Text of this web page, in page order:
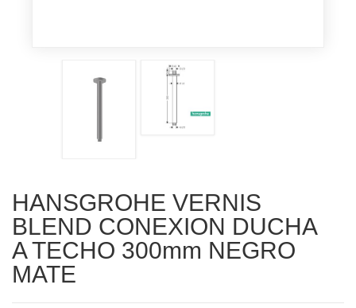
HANSGROHE VERNIS
BLEND CONEXION DUCHA
A TECHO 300mm NEGRO
MATE